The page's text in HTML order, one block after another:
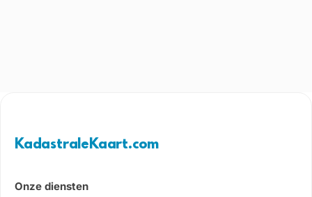
KadastraleKaart.com
Onze diensten